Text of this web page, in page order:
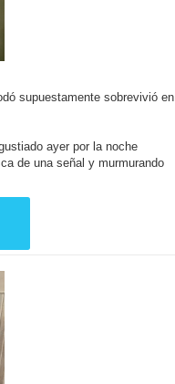
supuestamente sobrevivió en
ayer por la noche
de una señal y murmurando